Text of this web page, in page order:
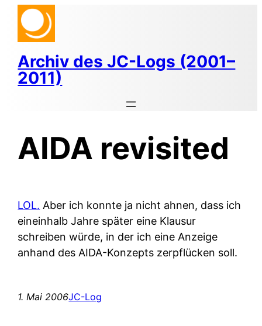
Zum
Inhalt
springen
Archiv des JC-Logs (2001–
2011)
AIDA revisited
LOL. Aber ich konnte ja nicht ahnen, dass ich
eineinhalb Jahre später eine Klausur
schreiben würde, in der ich eine Anzeige
anhand des AIDA-Konzepts zerpflücken soll.
1. Mai 2006JC-Log